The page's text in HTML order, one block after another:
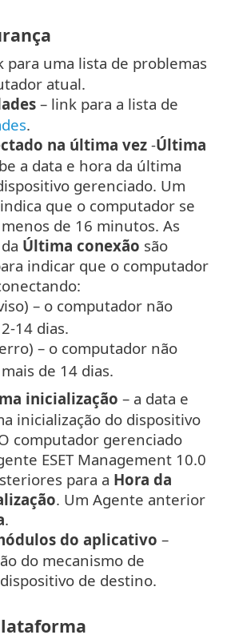
para uma lista de problemas
atual.
– link para a lista de
.
na última vez -Última
a data e hora da última
gerenciado. Um
que o computador se
de 16 minutos. As
Última conexão são
indicar que o computador
– o computador não
14 dias.
– o computador não
de 14 dias.
inicialização – a data e
inicialização do dispositivo
computador gerenciado
ESET Management 10.0
para a Hora da
. Um Agente anterior
.
do aplicativo –
do mecanismo de
de destino.